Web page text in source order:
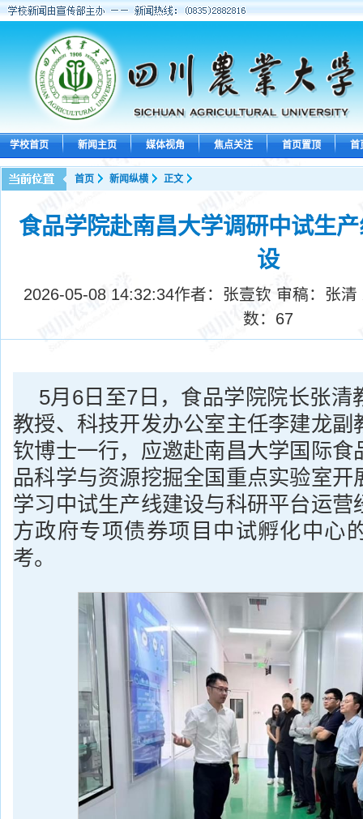
学校首页 新闻主页 媒体视角 焦点关注 首页置顶 首
首页 新闻纵横 正文
食品学院赴南昌大学调研中试生
设
2026-05-08 14:32:34作者：张壹钦 审稿：张
数： 67
5月6日至7日，食品学院院长张清
教授、科技开发办公室主任李建龙副
钦博士一行，应邀赴南昌大学国际食
品科学与资源挖掘全国重点实验室开
学习中试生产线建设与科研平台运营
方政府专项债券项目中试孵化中心
考。